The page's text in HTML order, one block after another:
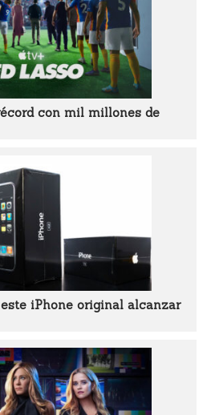
con mil millones de
este iPhone original alcanzar